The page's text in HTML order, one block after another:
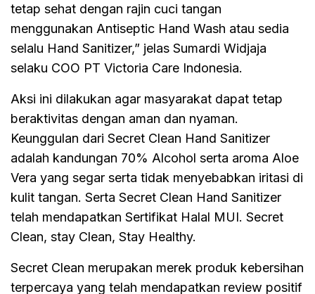
tetap sehat dengan rajin cuci tangan
menggunakan Antiseptic Hand Wash atau sedia
selalu Hand Sanitizer,” jelas Sumardi Widjaja
selaku COO PT Victoria Care Indonesia.
Aksi ini dilakukan agar masyarakat dapat tetap
beraktivitas dengan aman dan nyaman.
Keunggulan dari Secret Clean Hand Sanitizer
adalah kandungan 70% Alcohol serta aroma Aloe
Vera yang segar serta tidak menyebabkan iritasi di
kulit tangan. Serta Secret Clean Hand Sanitizer
telah mendapatkan Sertifikat Halal MUI. Secret
Clean, stay Clean, Stay Healthy.
Secret Clean merupakan merek produk kebersihan
terpercaya yang telah mendapatkan review positif